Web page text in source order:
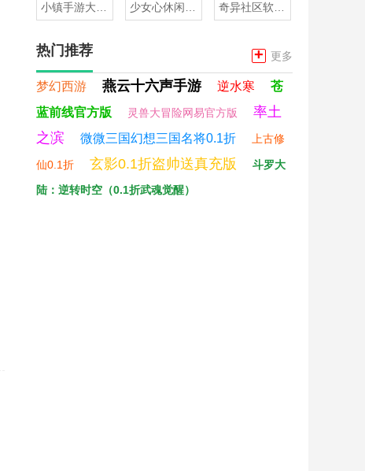
热门推荐 + 更多
梦幻西游 燕云十六声手游 逆水寒
苍
蓝前线官方版
灵兽大冒险网易官方版
率土
之滨
微微三国幻想三国名将0.1折 上古修
仙0.1折 玄影0.1折盗帅送真充版
斗罗大
陆：逆转时空（0.1折武魂觉醒）